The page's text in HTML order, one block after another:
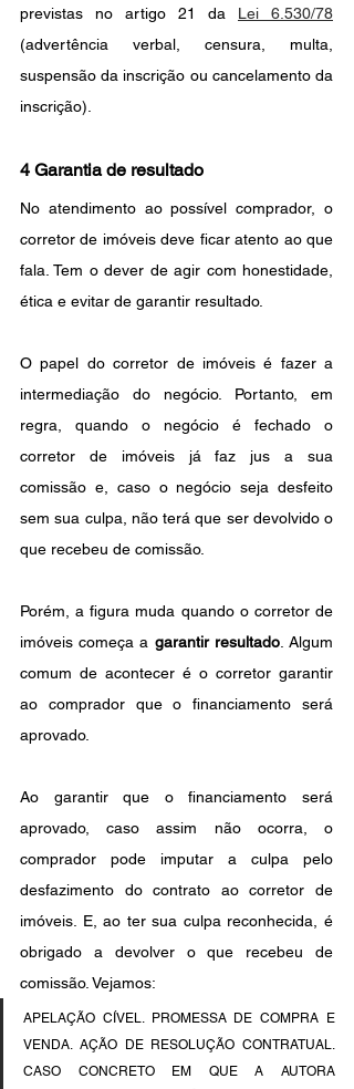
previstas no artigo 21 da Lei 6.530/78
(advertência verbal, censura, multa,
suspensão da inscrição ou cancelamento da
inscrição).
4 Garantia de resultado
No atendimento ao possível comprador, o
corretor de imóveis deve ficar atento ao que
fala. Tem o dever de agir com honestidade,
ética e evitar de garantir resultado.
O papel do corretor de imóveis é fazer a
intermediação do negócio. Portanto, em
regra, quando o negócio é fechado o
corretor de imóveis já faz jus a sua
comissão e, caso o negócio seja desfeito
sem sua culpa, não terá que ser devolvido o
que recebeu de comissão.
Porém, a figura muda quando o corretor de
imóveis começa a garantir resultado. Algum
comum de acontecer é o corretor garantir
ao comprador que o financiamento será
aprovado.
Ao garantir que o financiamento será
aprovado, caso assim não ocorra, o
comprador pode imputar a culpa pelo
desfazimento do contrato ao corretor de
imóveis. E, ao ter sua culpa reconhecida, é
obrigado a devolver o que recebeu de
comissão. Vejamos:
APELAÇÃO CÍVEL. PROMESSA DE COMPRA E
VENDA. AÇÃO DE RESOLUÇÃO CONTRATUAL.
CASO CONCRETO EM QUE A AUTORA